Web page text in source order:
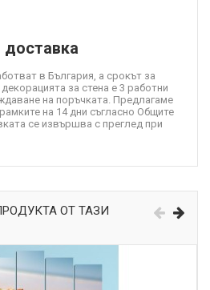
в България, а срокът за
за стена е 3 работни
на поръчката. Предлагаме
на 14 дни съгласно Общите
се извършва с преглед при
ОТ ТАЗИ